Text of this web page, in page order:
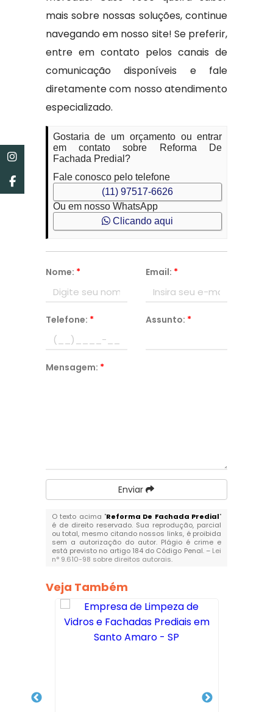
mais sobre nossas soluções, continue
navegando em nosso site! Se preferir,
entre em contato pelos canais de
comunicação disponíveis e fale
diretamente com nosso atendimento
especializado.
Gostaria de um orçamento ou entrar
em contato sobre Reforma De
Fachada Predial?
Fale conosco pelo telefone
(11) 97517-6626
Ou em nosso WhatsApp
Clicando aqui
Nome: * Email: *
Telefone: * Assunto: *
Mensagem: *
Enviar
O texto acima "Reforma De Fachada Predial"
é de direito reservado. Sua reprodução, parcial
ou total, mesmo citando nossos links, é proibida
sem a autorização do autor. Plágio é crime e
está previsto no artigo 184 do Código Penal. – Lei
n° 9.610-98 sobre direitos autorais.
Veja Também